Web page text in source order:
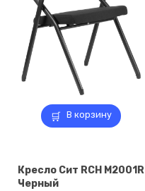
В корзину
Кресло Сит RCH M2001R
Черный